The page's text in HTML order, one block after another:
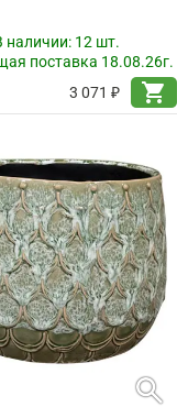
наличии: 12 шт.
поставка 18.08.26г.
3 071 ₽
shopping_cart
search